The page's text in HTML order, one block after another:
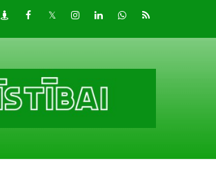
DraugiemFacebook
TwitterInstagram
LinkedInwhatsapp
RSS